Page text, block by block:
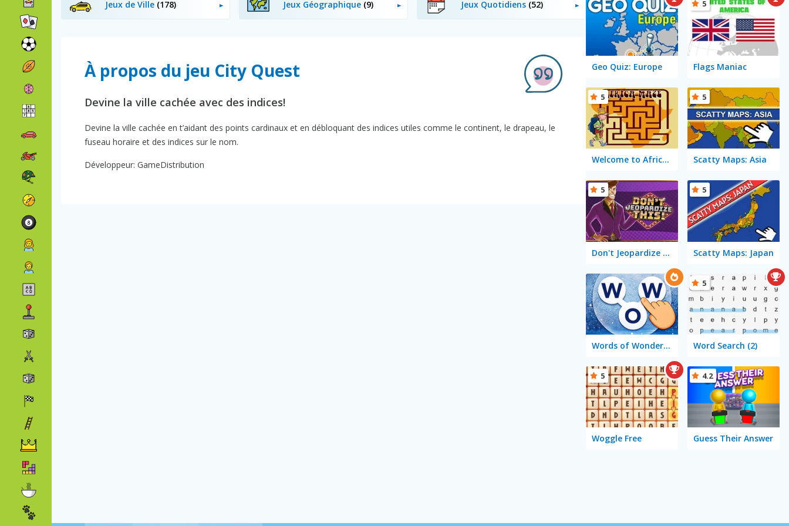
Jeux de Ville (178) Jeux Géographique (9) Jeux Quotidiens (52)
À propos du jeu City Quest
Devine la ville cachée avec des indices!
Devine la ville cachée en t’aidant des points cardinaux et en débloquant des indices utiles comme le continent, le drapeau, le
fuseau horaire et des indices sur le nom.
Développeur: GameDistribution
Geo Quiz: Europe Flags Maniac
5
Welcome to Africa: Maze and Tourist
5
Scatty Maps: Asia
5
Don't Jeopardize This!
5
Scatty Maps: Japan
5
Words of Wonders - WOW Word Search (2)
5
Woggle Free
5
Guess Their Answer
4.2